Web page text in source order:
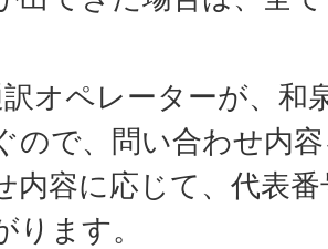
オペレーターが、和
ので、問い合わせ内
内容に応じて、代表
ります。